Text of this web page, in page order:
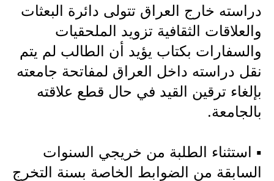
المرحلة الابتدائية
المرحلة المتوسطة
المرحلة الاعدادية
المرحلة المتوسطة
دراسته خارج العراق تتولى دائرة البعثات
والعلاقات الثقافية تزويد الملحقيات
والسفارات بكتاب يؤيد أن الطالب لم يتم
نقل دراسته داخل العراق لمفاتحة جامعته
بإلغاء ترقين القيد في حال قطع علاقته
بالجامعة.
▪️ استثناء الطلبة من خريجي السنوات
السابقة من الضوابط الخاصة بسنة التخرج